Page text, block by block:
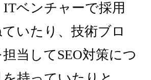
ベンチャーで採用
いたり、技術ブロ
当してSEO対策につ